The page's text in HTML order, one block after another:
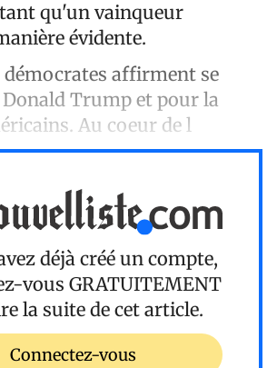
qu'un vainqueur
évidente.
démocrates affirment se
Trump et pour la
Au coeur de l
déjà créé un compte,
vous GRATUITEMENT
la suite de cet article.
Connectez-vous